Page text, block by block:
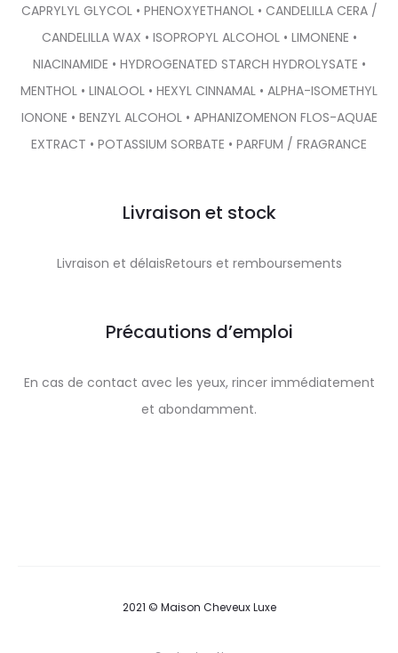
CAPRYLYL GLYCOL • PHENOXYETHANOL • CANDELILLA CERA /
CANDELILLA WAX • ISOPROPYL ALCOHOL • LIMONENE •
NIACINAMIDE • HYDROGENATED STARCH HYDROLYSATE •
MENTHOL • LINALOOL • HEXYL CINNAMAL • ALPHA-ISOMETHYL
IONONE • BENZYL ALCOHOL • APHANIZOMENON FLOS-AQUAE
EXTRACT • POTASSIUM SORBATE • PARFUM / FRAGRANCE
Livraison et stock
Livraison et délaisRetours et remboursements
Précautions d’emploi
En cas de contact avec les yeux, rincer immédiatement
et abondamment.
2021 © Maison Cheveux Luxe